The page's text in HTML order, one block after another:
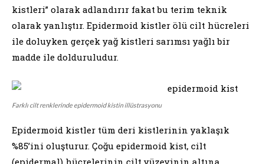
kistleri” olarak adlandırır fakat bu terim teknik
olarak yanlıştır. Epidermoid kistler ölü cilt hücreleri
ile doluyken gerçek yağ kistleri sarımsı yağlı bir
madde ile dolduruludur.
Farklı cilt renklerinde epidermoid kistin illüstrasyonu
Epidermoid kistler tüm deri kistlerinin yaklaşık
%85’ini oluşturur. Çoğu epidermoid kist, cilt
(epidermal) hücrelerinin cilt yüzeyinin altına